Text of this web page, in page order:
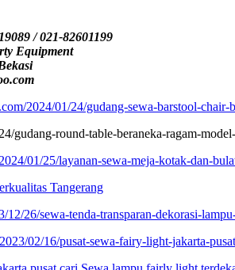
/ 021-82601199
Equipment
2024/01/24/gudang-sewa-barstool-chair-
gudang-round-table-beraneka-ragam-
01/25/layanan-sewa-meja-kotak-dan-
Tangerang
12/26/sewa-tenda-transparan-dekorasi-
02/16/pusat-sewa-fairy-light-jakarta-